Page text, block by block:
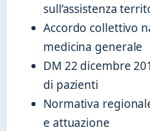
sull’assistenza
Accordo collettivo
medicina generale
DM 22 dicembre
di pazienti
Normativa
e attuazione